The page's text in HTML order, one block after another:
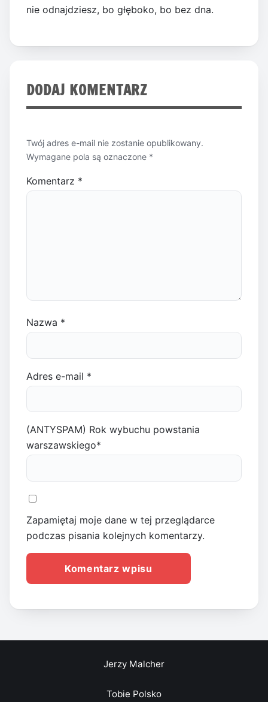
nie odnajdziesz, bo głęboko, bo bez dna.
DODAJ KOMENTARZ
Twój adres e-mail nie zostanie opublikowany.
Wymagane pola są oznaczone *
Komentarz *
Nazwa *
Adres e-mail *
(ANTYSPAM) Rok wybuchu powstania
warszawskiego*
Zapamiętaj moje dane w tej przeglądarce
podczas pisania kolejnych komentarzy.
Jerzy Malcher
Tobie Polsko